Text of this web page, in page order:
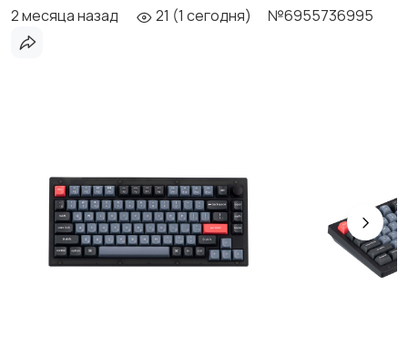
2 месяца назад 21 (1 сегодня) №6955736995